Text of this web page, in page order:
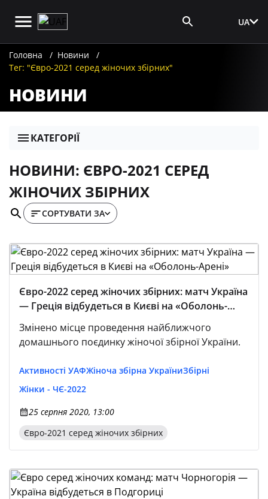
UA
Головна
Новини
Тег: "Євро-2021 серед жіночих збірних"
НОВИНИ
КАТЕГОРІЇ
НОВИНИ: ЄВРО-2021 СЕРЕД
ЖІНОЧИХ ЗБІРНИХ
СОРТУВАТИ ЗА
Євро-2022 серед жіночих збірних: матч Україна
— Греція відбудеться в Києві на «Оболонь-
Арені»
Змінено місце проведення найближчого
домашнього поєдинку жіночої збірної України.
Активності УАФЖіноча збірна УкраїниЗбірні
Жінки - ЧЄ-2022
25 серпня 2020, 13:00
Євро-2021 серед жіночих збірних